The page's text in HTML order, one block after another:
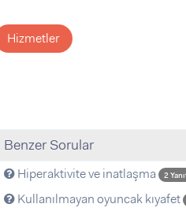
Hizmetler
Benzer Sorular
Hiperaktivite ve inatlaşma 2
Kullanılmayan oyuncak kıyafet